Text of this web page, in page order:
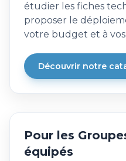
étudier les fiches
proposer le
votre budget et à vos
Découvrir notre
Pour les
équipés